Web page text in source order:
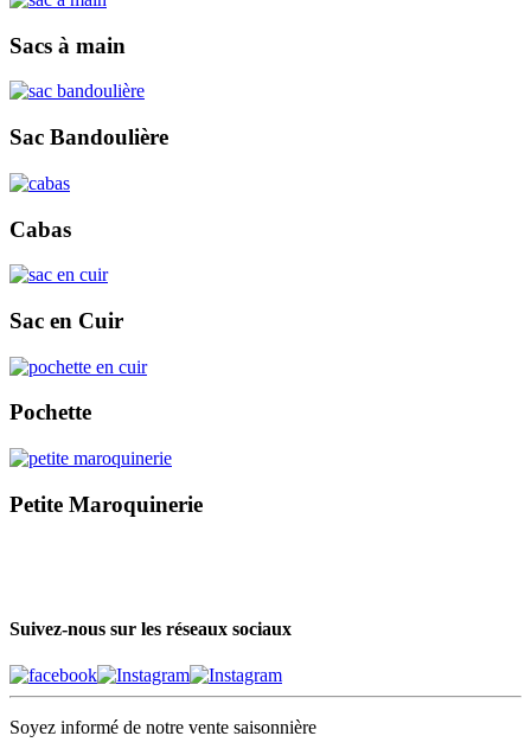
Sacs à main
Sac Bandoulière
Cabas
Sac en Cuir
Pochette
Petite Maroquinerie
Suivez-nous sur les réseaux sociaux
Soyez informé de notre vente saisonnière